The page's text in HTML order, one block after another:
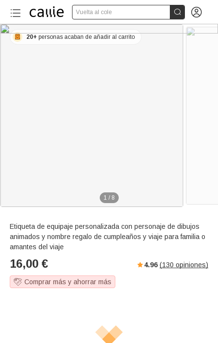
Vuelta al cole  
1 / 8
20+ personas acaban de añadir al carrito
Etiqueta de equipaje personalizada con personaje de dibujos
animados y nombre regalo de cumpleaños y viaje para familia o
amantes del viaje
16,00 € 4.96 (130 opiniones)
Comprar más y ahorrar más